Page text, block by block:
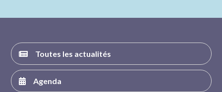
Toutes les actualités
Agenda